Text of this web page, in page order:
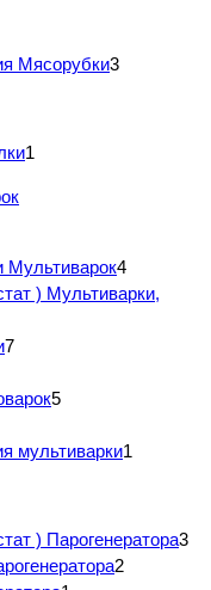
Мясорубки3
1
Мультиварок4
) Мультиварки,
7
5
мультиварки1
) Парогенератора3
2